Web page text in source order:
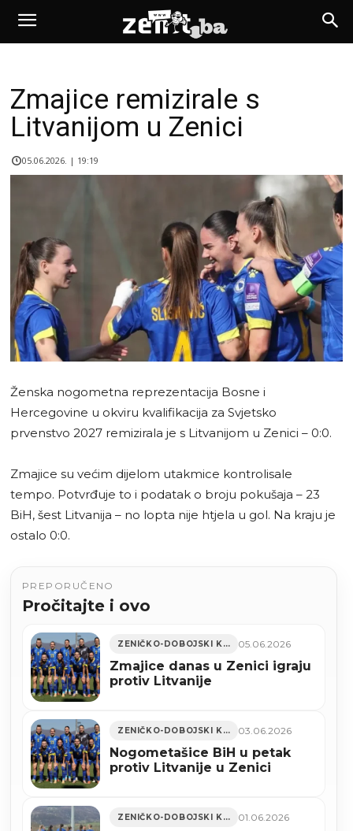
Zmajice remizirale s
Litvanijom u Zenici
05.06.2026. | 19:19
Ženska nogometna reprezentacija Bosne i
Hercegovine u okviru kvalifikacija za Svjetsko
prvenstvo 2027 remizirala je s Litvanijom u Zenici – 0:0.
Zmajice su većim dijelom utakmice kontrolisale
tempo. Potvrđuje to i podatak o broju pokušaja – 23
BiH, šest Litvanija – no lopta nije htjela u gol. Na kraju je
ostalo 0:0.
PREPORUČENO
Pročitajte i ovo
ZENIČKO-DOBOJSKI KANTON 05.06.2026
Zmajice danas u Zenici igraju
protiv Litvanije
ZENIČKO-DOBOJSKI KANTON 03.06.2026
Nogometašice BiH u petak
protiv Litvanije u Zenici
ZENIČKO-DOBOJSKI KANTON 01.06.2026